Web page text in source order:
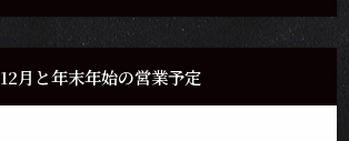
12月と年末年始の営業予定